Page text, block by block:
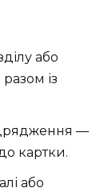
або
із
—
картки.
або